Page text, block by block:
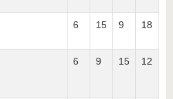
6 15 9 18
6 9 15 12